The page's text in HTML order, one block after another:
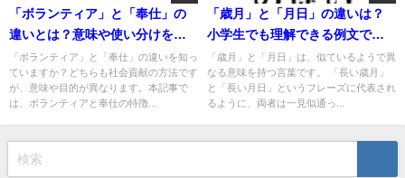
「ボランティア」と「奉仕」の
違いとは？意味や使い分けを比
較表で解説！
「ボランティア」と「奉仕」の違いを知っ
ていますか？どちらも社会貢献の方法です
が、意味や目的が異なります。本記事で
は、ボランティアと奉仕の特徴...
「歳月」と「月日」の違いは？
小学生でも理解できる例文で解
説！
「歳月」と「月日」は、似ているようで異
なる意味を持つ言葉です。 「長い歳月」
と「長い月日」というフレーズに代表され
るように、両者は一見似通っ...